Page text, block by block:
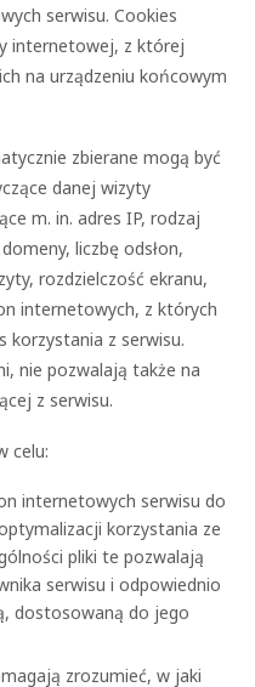
serwisu. Cookies
internetowej, z której
na urządzeniu końcowym
zbierane mogą być
danej wizyty
m. in. adres IP, rodzaj
liczbę odsłon,
rozdzielczość ekranu,
internetowych, z których
korzystania z serwisu.
nie pozwalają także na
z serwisu.
celu:
internetowych serwisu do
korzystania ze
pliki te pozwalają
serwisu i odpowiednio
dostosowaną do jego
zrozumieć, w jaki